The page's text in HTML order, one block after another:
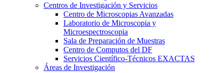
Centros de Investigación y Servicios
Centro de Microscopias Avanzadas
Laboratorio de Microscopia y
Microespectroscopia
Sala de Preparación de Muestras
Centro de Computos del DF
Servicios Científico-Técnicos EXACTAS
Áreas de Investigación